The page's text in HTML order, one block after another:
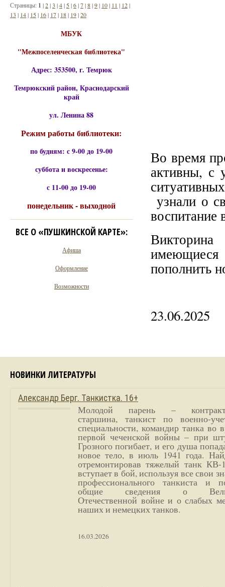
Во время
активны, с
узнали о
воспитание
пополнить
23.06.2025
Страницы: 1 |2|3 |4| 5|6|7|8|9| 10| 11 | 12|
13 | 14| 15| 16| 17| 18| 19|20
МБУК
"Межпоселенческая библиотека"
Адрес: 353500, г. Темрюк
Темрюкский район, Краснодарский
край
ул. Ленина 88
Режим работы библиотеки:
по будням: с 9-00 до 19-00
суббота и воскресенье:
с 11-00 до 19-00
понедельник - выходной
ВСЕ О «ПУШКИНСКОЙ КАРТЕ»:
Афиша
Оформление
Возможности
НОВИНКИ ЛИТЕРАТУРЫ
Александр Берг. Танкистка. 16+
Молодой парень –
старшина, танкист по военно-
специальности, командир танка во
первой чеченской войны – при
Грозного погибает, и его душа
новое тело, в июль 1941 года.
отремонтировав тяжелый танк
вступает в бой, используя все свои
профессионального танкиста и
общие сведения о
Отечественной войне и о слабых
наших и немецких танков.
16.03.2026